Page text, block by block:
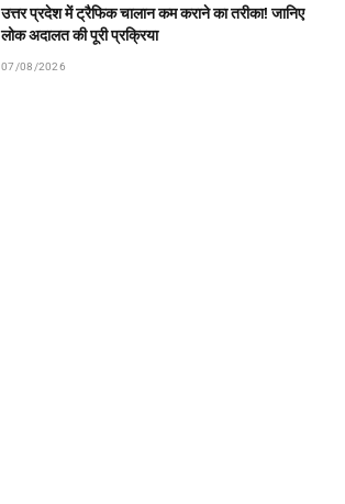
उत्तर प्रदेश में ट्रैफिक चालान कम कराने का तरीका! जानिए
लोक अदालत की पूरी प्रक्रिया
07/08/2026